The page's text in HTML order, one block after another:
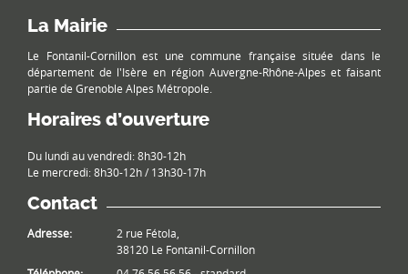
La Mairie
Le Fontanil-Cornillon est une commune française située dans le
département de l'Isère en région Auvergne-Rhône-Alpes et faisant
partie de Grenoble Alpes Métropole.
Horaires d’ouverture
Du lundi au vendredi: 8h30-12h
Le mercredi: 8h30-12h / 13h30-17h
Contact
Adresse:
2 rue Fétola,
38120 Le Fontanil-Cornillon